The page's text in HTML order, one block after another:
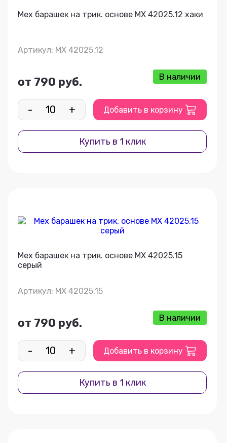
Мех барашек на трик. основе МХ 42025.12 хаки
Артикул: МХ 42025.12
от 790 руб. В наличии
- + Добавить в корзину
Купить в 1 клик
Мех барашек на трик. основе МХ 42025.15
серый
Артикул: МХ 42025.15
от 790 руб. В наличии
- + Добавить в корзину
Купить в 1 клик